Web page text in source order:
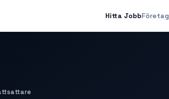
Hitta JobbFöretag